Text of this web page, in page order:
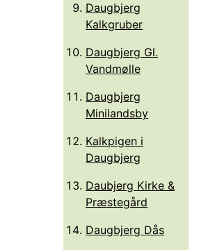
Daugbjerg
Kalkgruber
Daugbjerg Gl.
Vandmølle
Daugbjerg
Minilandsby
Kalkpigen i
Daugbjerg
Daubjerg Kirke &
Præstegård
Daugbjerg Dås